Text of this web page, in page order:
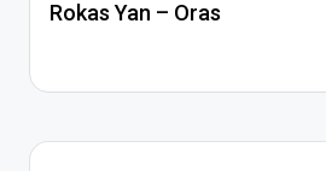
Rokas Yan – Oras